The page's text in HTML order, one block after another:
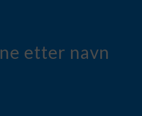
etter navn